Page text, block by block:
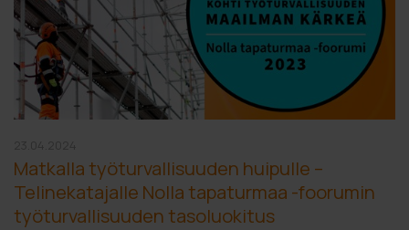
Matkalla työturvallisuuden huipulle –
Telinekatajalle Nolla tapaturmaa -foorumin
työturvallisuuden tasoluokitus